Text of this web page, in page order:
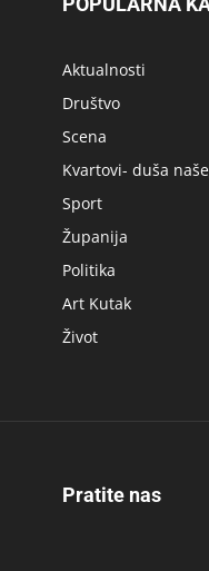
Aktualnosti
Društvo
Scena
Kvartovi- duša
Sport
Županija
Politika
Art Kutak
Život
Pratite nas